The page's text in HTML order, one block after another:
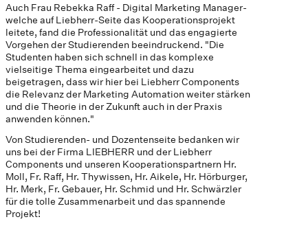
Auch Frau Rebekka Raff - Digital Marketing Manager-
welche auf Liebherr-Seite das Kooperationsprojekt
leitete, fand die Professionalität und das engagierte
Vorgehen der Studierenden beeindruckend. "Die
Studenten haben sich schnell in das komplexe
vielseitige Thema eingearbeitet und dazu
beigetragen, dass wir hier bei Liebherr Components
die Relevanz der Marketing Automation weiter stärken
und die Theorie in der Zukunft auch in der Praxis
anwenden können."
Von Studierenden- und Dozentenseite bedanken wir
uns bei der Firma LIEBHERR und der Liebherr
Components und unseren Kooperationspartnern Hr.
Moll, Fr. Raff, Hr. Thywissen, Hr. Aikele, Hr. Hörburger,
Hr. Merk, Fr. Gebauer, Hr. Schmid und Hr. Schwärzler
für die tolle Zusammenarbeit und das spannende
Projekt!